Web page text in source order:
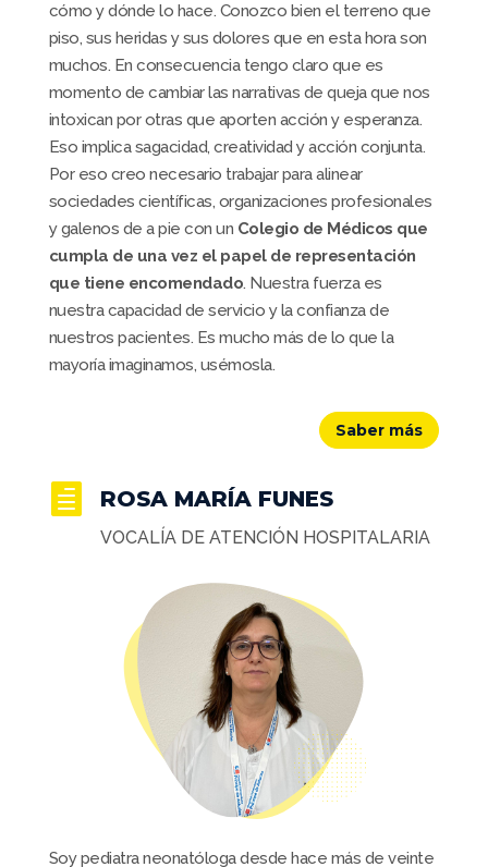
cómo y dónde lo hace. Conozco bien el terreno que
piso, sus heridas y sus dolores que en esta hora son
muchos. En consecuencia tengo claro que es
momento de cambiar las narrativas de queja que nos
intoxican por otras que aporten acción y esperanza.
Eso implica sagacidad, creatividad y acción conjunta.
Por eso creo necesario trabajar para alinear
sociedades científicas, organizaciones profesionales
y galenos de a pie con un Colegio de Médicos que
cumpla de una vez el papel de representación
que tiene encomendado. Nuestra fuerza es
nuestra capacidad de servicio y la confianza de
nuestros pacientes. Es mucho más de lo que la
mayoría imaginamos, usémosla.
Saber más
 ROSA MARÍA FUNES
VOCALÍA DE ATENCIÓN HOSPITALARIA
Soy pediatra neonatóloga desde hace más de veinte